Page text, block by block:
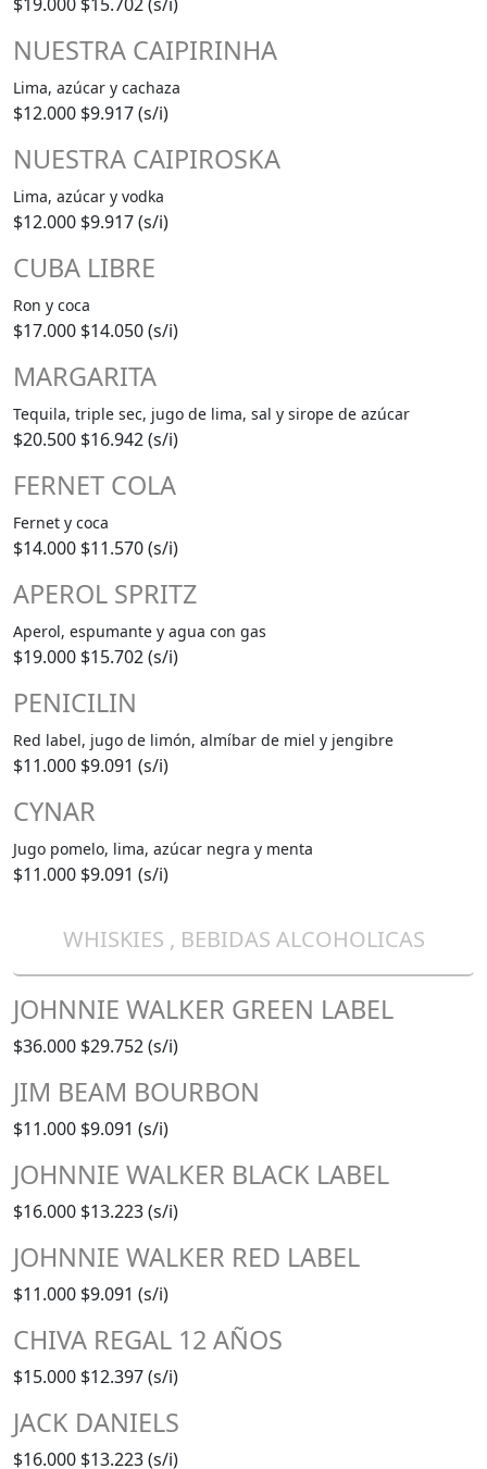
NUESTRA CAIPIRINHA
Lima, azúcar y cachaza
$12.000 $9.917 (s/i)
NUESTRA CAIPIROSKA
Lima, azúcar y vodka
$12.000 $9.917 (s/i)
CUBA LIBRE
Ron y coca
$17.000 $14.050 (s/i)
MARGARITA
Tequila, triple sec, jugo de lima, sal y sirope de azúcar
$20.500 $16.942 (s/i)
FERNET COLA
Fernet y coca
$14.000 $11.570 (s/i)
APEROL SPRITZ
Aperol, espumante y agua con gas
$19.000 $15.702 (s/i)
PENICILIN
Red label, jugo de limón, almíbar de miel y jengibre
$11.000 $9.091 (s/i)
CYNAR
Jugo pomelo, lima, azúcar negra y menta
$11.000 $9.091 (s/i)
WHISKIES , BEBIDAS ALCOHOLICAS
JOHNNIE WALKER GREEN LABEL
$36.000 $29.752 (s/i)
JIM BEAM BOURBON
$11.000 $9.091 (s/i)
JOHNNIE WALKER BLACK LABEL
$16.000 $13.223 (s/i)
JOHNNIE WALKER RED LABEL
$11.000 $9.091 (s/i)
CHIVA REGAL 12 AÑOS
$15.000 $12.397 (s/i)
JACK DANIELS
$16.000 $13.223 (s/i)